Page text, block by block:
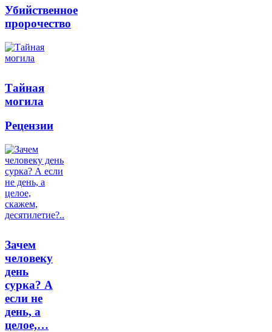
Убийственное
пророчество
Тайная
могила
Рецензии
Зачем
человеку
день
сурка? А
если не
день, а
целое,…